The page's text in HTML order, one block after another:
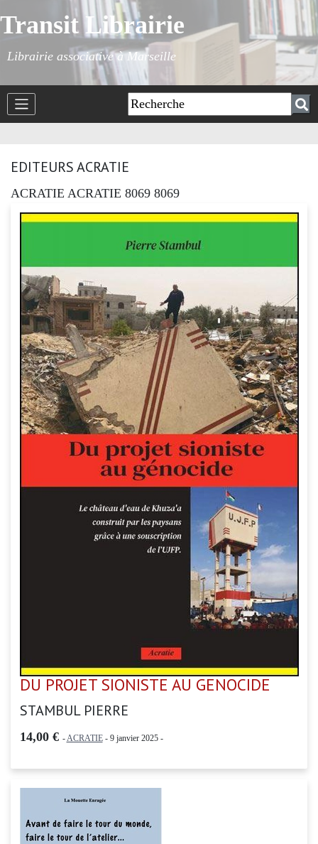
Transit Librairie
Librairie associative à Marseille
EDITEURS ACRATIE
ACRATIE ACRATIE 8069 8069
DU PROJET SIONISTE AU GENOCIDE
STAMBUL PIERRE
14,00 € -ACRATIE- 9 janvier 2025 -